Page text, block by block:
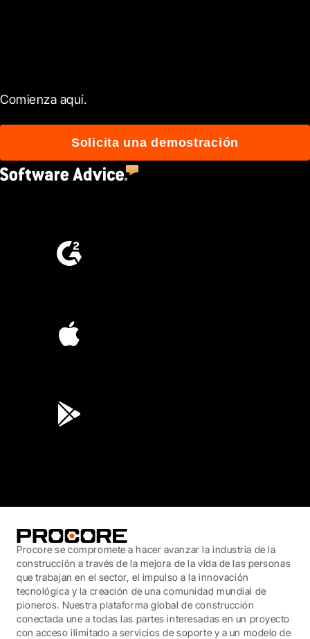
Comienza aquí.
Solicita una demostración
Procore se compromete a hacer avanzar la industria de la
construcción a través de la mejora de la vida de las personas
que trabajan en el sector, el impulso a la innovación
tecnológica y la creación de una comunidad mundial de
pioneros. Nuestra plataforma global de construcción
conectada une a todas las partes interesadas en un proyecto
con acceso ilimitado a servicios de soporte y a un modelo de